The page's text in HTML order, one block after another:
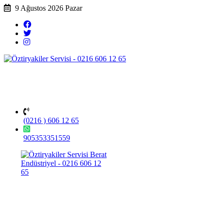
9 Ağustos 2026 Pazar
(0216 ) 606 12 65
905353351559